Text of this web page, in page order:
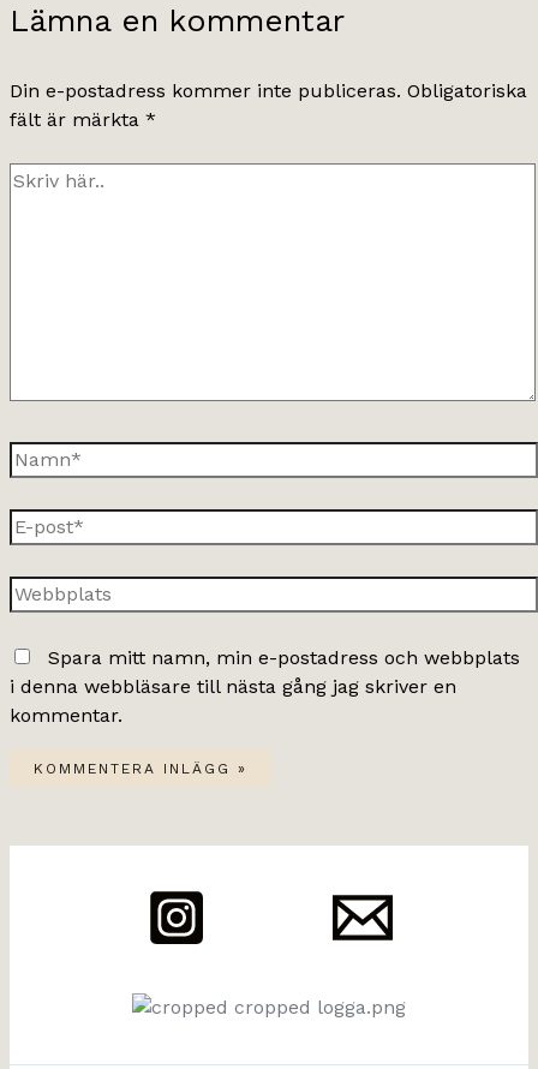
Lämna en kommentar
Din e-postadress kommer inte publiceras. Obligatoriska
fält är märkta *
Skriv
Namn*
E-
post*
Webbplats
Spara mitt namn, min e-postadress och webbplats
i denna webbläsare till nästa gång jag skriver en
kommentar.